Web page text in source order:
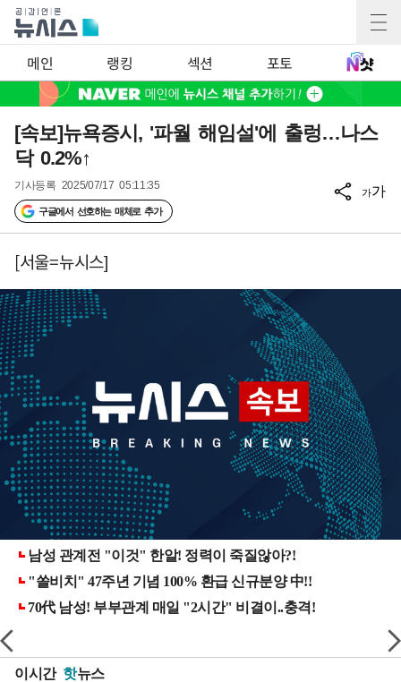
메인 랭킹 섹션 포토
[속보]뉴욕증시, '파월 해임설'에 출렁…나스
닥 0.2%↑
기사등록 2025/07/17 05:11:35
구글에서 선호하는 매체로 추가
가가
[서울=뉴시스]
이시간 핫뉴스